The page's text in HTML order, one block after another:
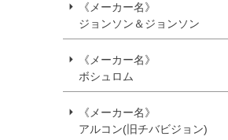
《メーカー名》
ジョンソン＆ジョンソン
《メーカー名》
ボシュロム
《メーカー名》
アルコン(旧チバビジョン)